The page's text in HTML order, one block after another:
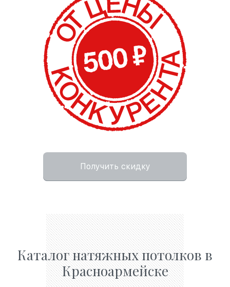
Получить скидку
Каталог натяжных потолков в
Красноармейске